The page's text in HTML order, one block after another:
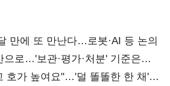
만에 또 만난다…로봇·AI 등 논의
으로…'보관·평가·처분' 기준은
호가 높여요"…'덜 똘똘한 한 채'